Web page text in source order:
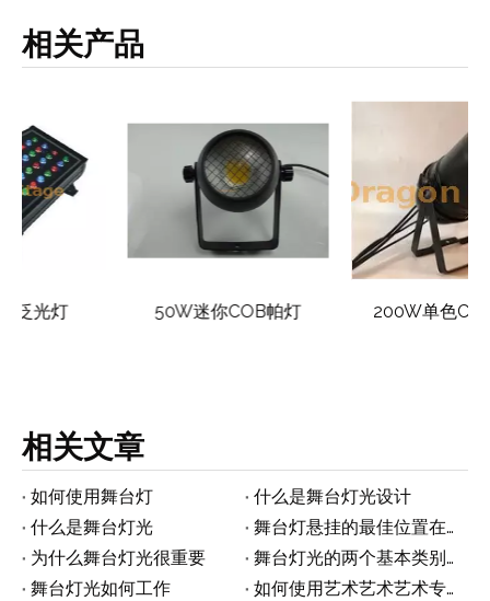
相关产品
50W迷你COB帕灯 200W单色COB筒灯
相关文章
如何使用舞台灯
什么是舞台灯光设计
什么是舞台灯光
舞台灯悬挂的最佳位置在哪里
为什么舞台灯光很重要
舞台灯光的两个基本类别是什么？
舞台灯光如何工作
如何使用艺术艺术艺术专业系列的线性光线